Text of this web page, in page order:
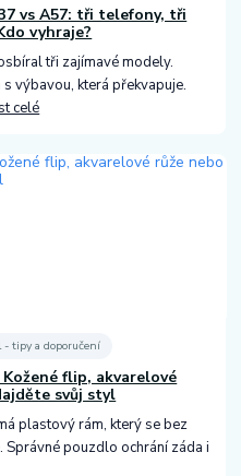
vs A57: tři telefony, tři
vyhraje?
tři zajímavé modely.
výbavou, která překvapuje.
celé
tipy a doporučení
flip, akvarelové
svůj styl
plastový rám, který se bez
Správné pouzdlo ochrání záda i